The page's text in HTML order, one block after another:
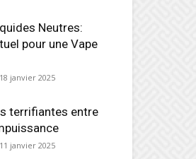
Neutres:
pour une Vape
18 janvier 2025
terrifiantes entre
11 janvier 2025